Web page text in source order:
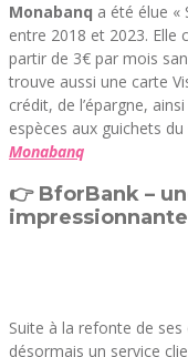
Monabanq a été élue «
entre 2018 et 2023. Elle
partir de 3€ par mois
trouve aussi une carte
crédit, de l’épargne,
espèces aux guichets
Monabanq
👉 BforBank –
impressionnante
Suite à la refonte de
désormais un service